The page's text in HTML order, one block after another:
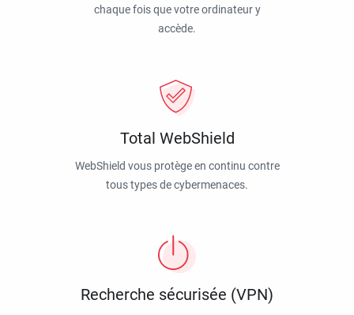
chaque fois que votre ordinateur y
accède.
Total WebShield
WebShield vous protège en continu contre
tous types de cybermenaces.
Recherche sécurisée (VPN)